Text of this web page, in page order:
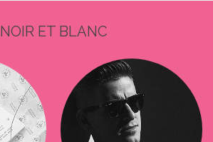
NOIR ET BLANC